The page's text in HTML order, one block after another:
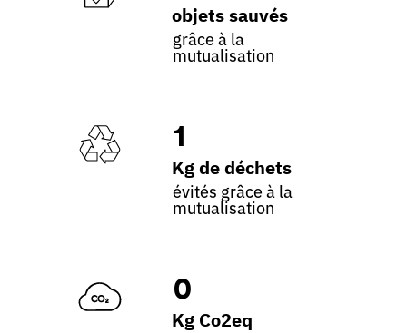
objets sauvés
grâce à la
mutualisation
1
Kg de déchets
évités grâce à la
mutualisation
0
Kg Co2eq